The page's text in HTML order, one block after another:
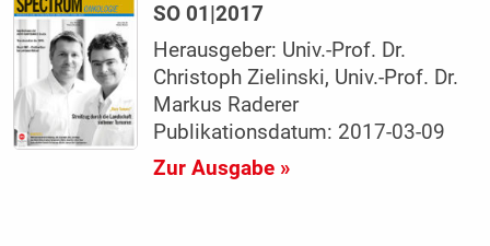
SO 01|2017
Herausgeber: Univ.-Prof. Dr.
Christoph Zielinski, Univ.-Prof. Dr.
Markus Raderer
Publikationsdatum: 2017-03-09
Zur Ausgabe »